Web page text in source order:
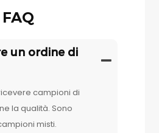
FAQ
un ordine di
campioni di
la qualità. Sono
misti.